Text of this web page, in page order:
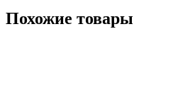
Похожие товары